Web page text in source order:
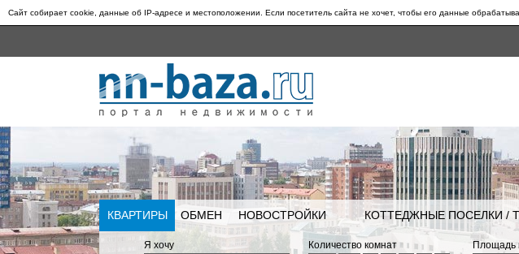
Сайт собирает cookie, данные об IP-адресе и местоположении. Если посетитель сайта не хочет, чтобы его данные
КВАРТИРЫ ОБМЕН НОВОСТРОЙКИ КОТТЕДЖНЫЕ ПОСЕЛКИ /
Я хочу
Количество комнат
Площадь